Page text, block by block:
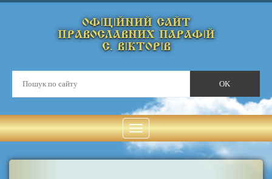
ОФІЦІЙНИЙ САЙТ
ПРАВОСЛАВНИХ ПАРАФІЙ
С. ВІКТОРІВ